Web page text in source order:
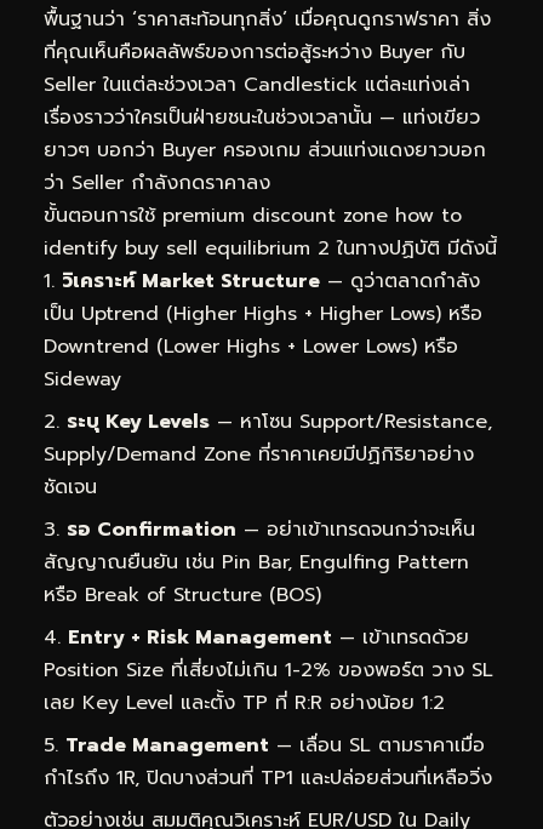
พื้นฐานว่า ‘ราคาสะท้อนทุกสิ่ง’ เมื่อคุณดูกราฟราคา สิ่ง
ที่คุณเห็นคือผลลัพธ์ของการต่อสู้ระหว่าง Buyer กับ
Seller ในแต่ละช่วงเวลา Candlestick แต่ละแท่งเล่า
เรื่องราวว่าใครเป็นฝ่ายชนะในช่วงเวลานั้น — แท่งเขียว
ยาวๆ บอกว่า Buyer ครองเกม ส่วนแท่งแดงยาวบอก
ว่า Seller กำลังกดราคาลง
ขั้นตอนการใช้ premium discount zone how to
identify buy sell equilibrium 2 ในทางปฏิบัติ มีดังนี้
วิเคราะห์ Market Structure — ดูว่าตลาดกำลัง
เป็น Uptrend (Higher Highs + Higher Lows) หรือ
Downtrend (Lower Highs + Lower Lows) หรือ
Sideway
ระบุ Key Levels — หาโซน Support/Resistance,
Supply/Demand Zone ที่ราคาเคยมีปฏิกิริยาอย่าง
ชัดเจน
รอ Confirmation — อย่าเข้าเทรดจนกว่าจะเห็น
สัญญาณยืนยัน เช่น Pin Bar, Engulfing Pattern
หรือ Break of Structure (BOS)
Entry + Risk Management — เข้าเทรดด้วย
Position Size ที่เสี่ยงไม่เกิน 1-2% ของพอร์ต วาง SL
เลย Key Level และตั้ง TP ที่ R:R อย่างน้อย 1:2
Trade Management — เลื่อน SL ตามราคาเมื่อ
กำไรถึง 1R, ปิดบางส่วนที่ TP1 และปล่อยส่วนที่เหลือวิ่ง
ตัวอย่างเช่น สมมติคุณวิเคราะห์ EUR/USD ใน Daily